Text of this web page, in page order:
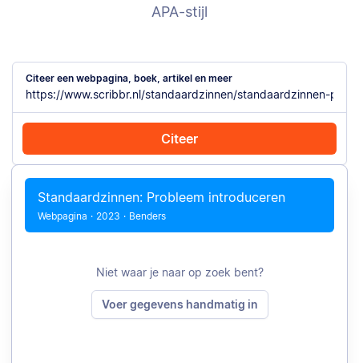
APA-stijl
Citeer een webpagina, boek, artikel en meer
Citeer
Citeer met Chrome Citeer handmatig
Standaardzinnen: Probleem introduceren
Webpagina · 2023 · Benders
Niet waar je naar op zoek bent?
Voer gegevens handmatig in